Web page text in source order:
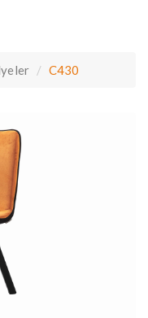
C430